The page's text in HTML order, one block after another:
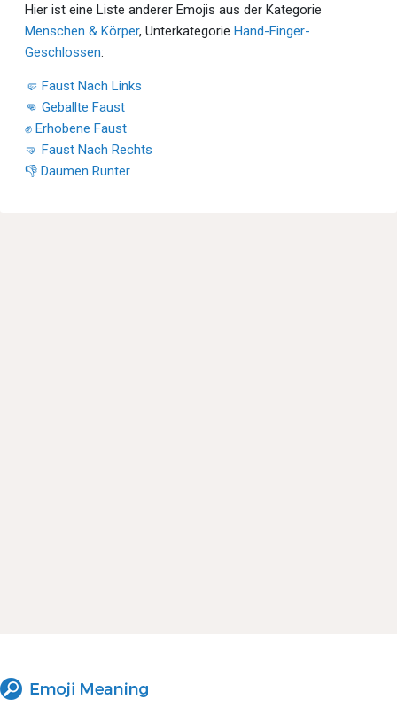
Hier ist eine Liste anderer Emojis aus der Kategorie
Menschen & Körper, Unterkategorie Hand-Finger-
Geschlossen:
🤛 Faust Nach Links
👊 Geballte Faust
✊ Erhobene Faust
🤜 Faust Nach Rechts
👎 Daumen Runter